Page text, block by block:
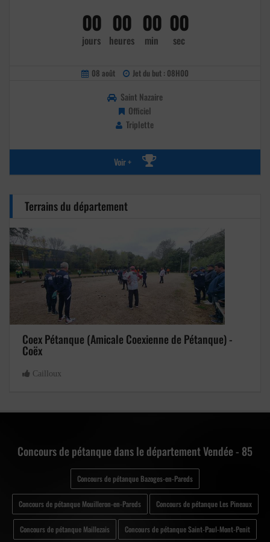
00
jours
00
heures
00
min
00
sec
08 août Jet du but : 08H00
Saint Nazaire
Officiel
Triplette
Voir +
Terrains du département
Coex Pétanque (Amicale Coexienne de Pétanque) -
Coëx
Cailloux
Concours de pétanque dans le département Vendée - 85
Concours de pétanque Bazoges-en-Pareds
Concours de pétanque Mouilleron-en-Pareds Concours de pétanque Les Pineaux
Concours de pétanque Maillezais Concours de pétanque Saint-Paul-Mont-Penit